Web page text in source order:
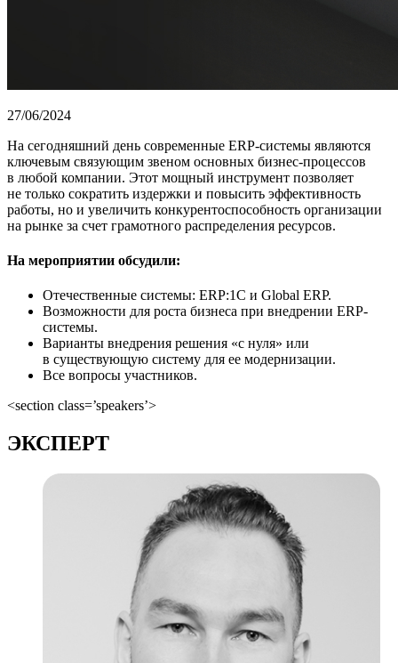
27/06/2024
На сегодняшний день современные ERP-системы являются
ключевым связующим звеном основных бизнес-процессов
в любой компании. Этот мощный инструмент позволяет
не только сократить издержки и повысить эффективность
работы, но и увеличить конкурентоспособность организации
на рынке за счет грамотного распределения ресурсов.
На мероприятии обсудили:
Отечественные системы: ERP:1С и Global ERP.
Возможности для роста бизнеса при внедрении ERP-
системы.
Варианты внедрения решения «с нуля» или
в существующую систему для ее модернизации.
Все вопросы участников.
<section class=’speakers’>
ЭКСПЕРТ